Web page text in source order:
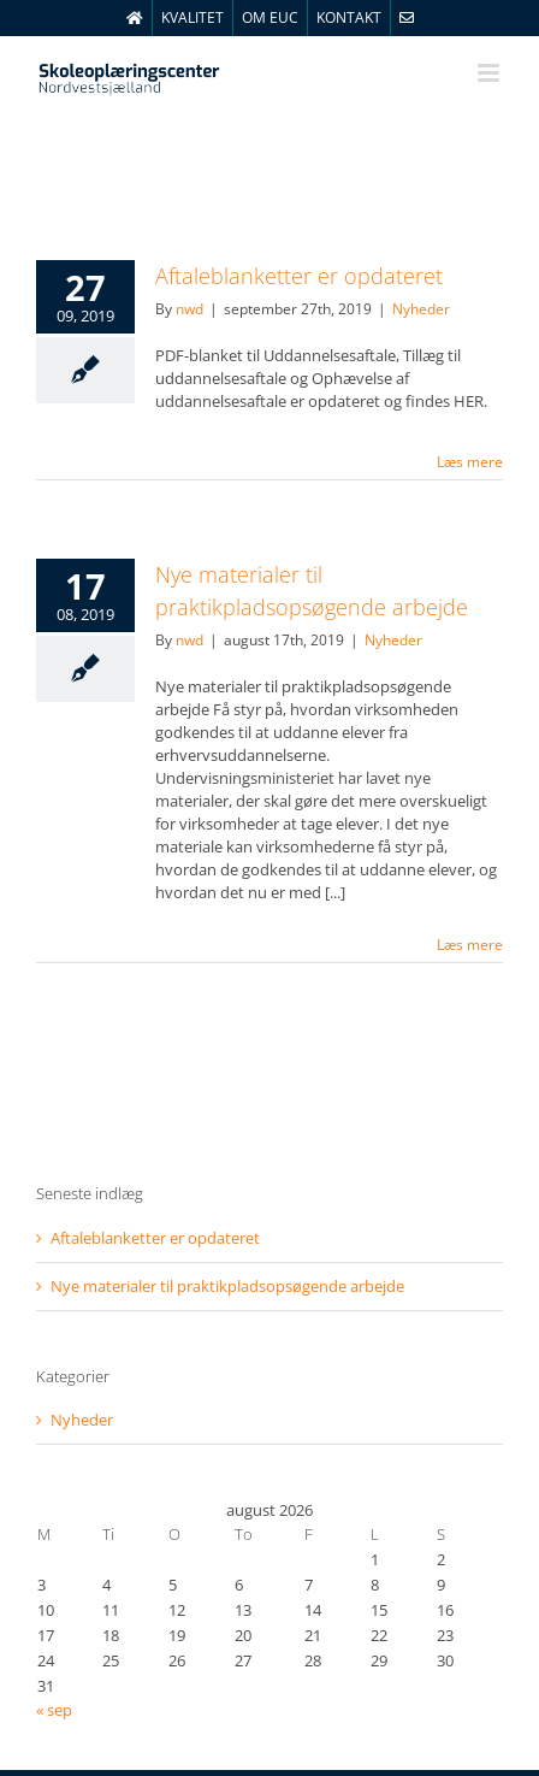
to
KVALITET OM EUC KONTAKT
27
09, 2019
Aftaleblanketter er opdateret
By nwd | september 27th, 2019 | Nyheder
PDF-blanket til Uddannelsesaftale, Tillæg til
uddannelsesaftale og Ophævelse af
uddannelsesaftale er opdateret og findes HER.
Læs mere
17
08, 2019
Nye materialer til
praktikpladsopsøgende arbejde
By nwd | august 17th, 2019 | Nyheder
Nye materialer til praktikpladsopsøgende
arbejde Få styr på, hvordan virksomheden
godkendes til at uddanne elever fra
erhvervsuddannelserne.
Undervisningsministeriet har lavet nye
materialer, der skal gøre det mere overskueligt
for virksomheder at tage elever. I det nye
materiale kan virksomhederne få styr på,
hvordan de godkendes til at uddanne elever, og
hvordan det nu er med [...]
Læs mere
Seneste indlæg
Aftaleblanketter er opdateret
Nye materialer til praktikpladsopsøgende arbejde
Kategorier
Nyheder
august 2026
M
Ti O To F L
S
1
2
3
4 5 6 7 8
9
10
11 12 13 14 15
16
17
18 19 20 21 22
23
24
25 26 27 28 29
30
31
« sep